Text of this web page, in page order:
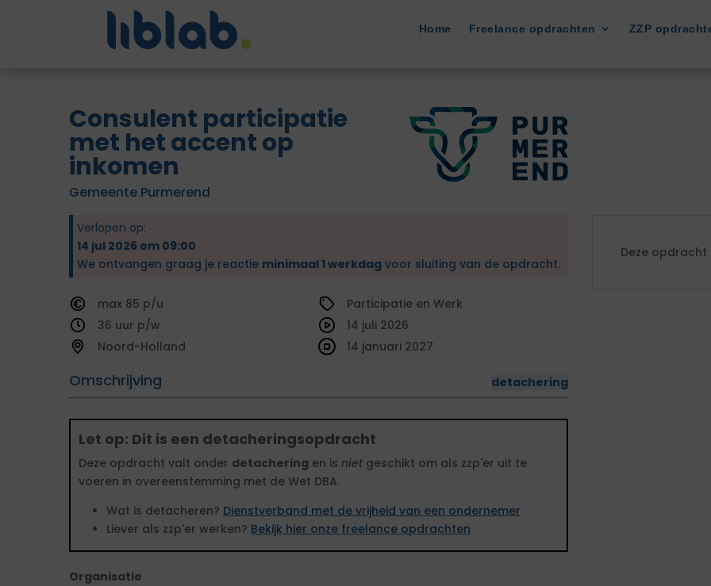
Home Freelance opdrachten ZZP
Consulent participatie
met het accent op
inkomen
Gemeente Purmerend
Verlopen op:
14 jul 2026 om 09:00
We ontvangen graag je reactie minimaal 1 werkdag voor sluiting van de opdracht.
85
36
Noord-Holland
Participatie en Werk
Omschrijving detachering
14 juli 2026
14 januari 2027
Let op: Dit is een detacheringsopdracht
Deze opdracht valt onder detachering en is niet geschikt om als zzp'er uit te
voeren in overeenstemming met de Wet DBA.
Wat is detacheren? Dienstverband met de vrijheid van een ondernemer
Liever als zzp'er werken? Bekijk hier onze freelance opdrachten
Organisatie
Deze opdracht